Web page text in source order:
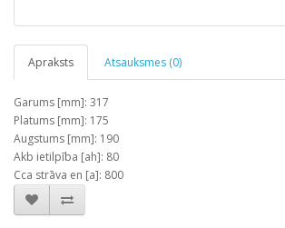
Apraksts Atsauksmes (0)
Garums [mm]: 317
Platums [mm]: 175
Augstums [mm]: 190
Akb ietilpība [ah]: 80
Cca strāva en [a]: 800